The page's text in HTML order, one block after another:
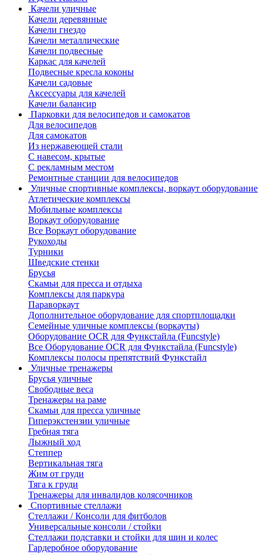
Качели уличные
Качели деревянные
Качели гнездо
Качели металлические
Качели подвесные
Каркас для качелей
Подвесные кресла коконы
Качели садовые
Аксессуары для качелей
Качели балансир
Парковки для велосипедов и самокатов
Для велосипедов
Для самокатов
Из нержавеющей стали
С навесом, крытые
С рекламным местом
Ремонтные станции для велосипедов
Уличные спортивные комплексы, воркаут оборудование
Атлетические комплексы
Мобильные комплексы
Воркаут оборудование
Все Воркаут оборудование
Рукоходы
Турники
Шведские стенки
Брусья
Скамьи для пресса и отдыха
Комплексы для паркура
Параворкаут
Дополнительное оборудование для спортплощадки
Семейные уличные комплексы (воркауты)
Оборудование OCR для Функстайла (Funcstyle)
Все Оборудование OCR для Функстайла (Funcstyle)
Комплексы полосы препятствий Функстайл
Уличные тренажеры
Брусья уличные
Свободные веса
Тренажеры на раме
Скамьи для пресса уличные
Гиперэкстензии уличные
Гребная тяга
Лыжный ход
Степпер
Вертикальная тяга
Жим от груди
Тяга к груди
Тренажеры для инвалидов колясочников
Спортивные стеллажи
Стеллажи / Консоли для фитболов
Универсальные консоли / стойки
Стеллажи подставки и стойки для шин и колес
Гардеробное оборудование